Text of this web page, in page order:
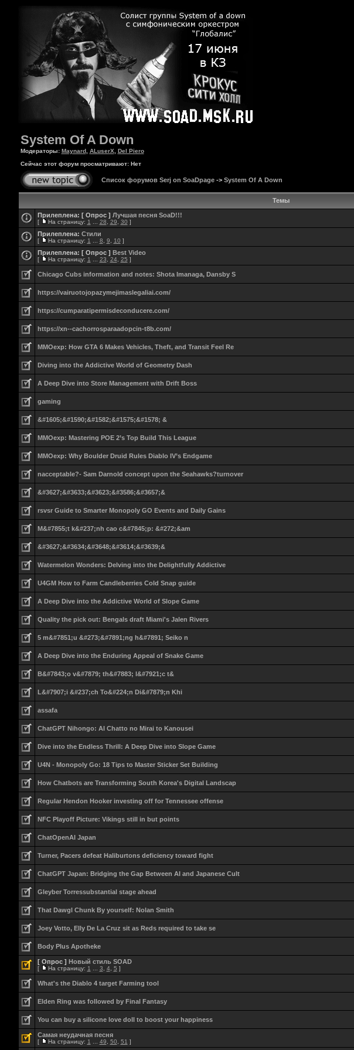
System Of A Down
Модераторы: Maynard, ALuserX
Del Piero
Сейчас этот форум просматривают: Нет
Список форумов Serj on SoaDpage-> System Of A Down
Темы
Прилеплена: [ Опрос ] Лучшая песня SoaD!!!
[ На страницу: 1 28 29 30 ]
Прилеплена: Стили
[ На страницу: 1 8 9 10 ]
Прилеплена: [ Опрос ] Best Video
[ На страницу: 1 23 24 25 ]
Chicago Cubs information and notes: Shota Imanaga, Dansby S
https://vairuotojopazymejimaslegaliai.com/
https://cumparatipermisdeconducere.com/
https://xn--cachorrosparaadopcin-t8b.com/
MMOexp: How GTA 6 Makes Vehicles, Theft, and Transit Feel Re
Diving into the Addictive World of Geometry Dash
A Deep Dive into Store Management with Drift Boss
gaming
&#1605;&#1590;&#1582;&#1575;&#1578; &
MMOexp: Mastering POE 2’s Top Build This League
MMOexp: Why Boulder Druid Rules Diablo IV’s Endgame
nacceptable?- Sam Darnold concept upon the Seahawks?turnover
&#3627;&#3633;&#3623;&#3586;&#3657;&
rsvsr Guide to Smarter Monopoly GO Events and Daily Gains
M&#7855;t k&#237;nh cao c&#7845;p: &#272;&am
&#3627;&#3634;&#3648;&#3614;&#3639;&
Watermelon Wonders: Delving into the Delightfully Addictive
U4GM How to Farm Candleberries Cold Snap guide
A Deep Dive into the Addictive World of Slope Game
Quality the pick out: Bengals draft Miami's Jalen Rivers
5 m&#7851;u &#273;&#7891;ng h&#7891; Seiko n
A Deep Dive into the Enduring Appeal of Snake Game
B&#7843;o v&#7879; th&#7883; l&#7921;c t&
L&#7907;i &#237;ch To&#224;n Di&#7879;n Khi
assafa
ChatGPT Nihongo: AI Chatto no Mirai to Kanousei
Dive into the Endless Thrill: A Deep Dive into Slope Game
U4N - Monopoly Go: 18 Tips to Master Sticker Set Building
How Chatbots are Transforming South Korea's Digital Landscap
Regular Hendon Hooker investing off for Tennessee offense
NFC Playoff Picture: Vikings still in but points
ChatOpenAI Japan
Turner, Pacers defeat Haliburtons deficiency toward fight
ChatGPT Japan: Bridging the Gap Between AI and Japanese Cult
Gleyber Torressubstantial stage ahead
That Dawgl Chunk By yourself: Nolan Smith
Joey Votto, Elly De La Cruz sit as Reds required to take se
Body Plus Apotheke
[ Опрос ] Новый стиль SOAD
[ На страницу: 1 3 4 5 ]
What's the Diablo 4 target Farming tool
Elden Ring was followed by Final Fantasy
You can buy a silicone love doll to boost your happiness
Самая неудачная песня
[ На страницу: 1 49 50 51 ]